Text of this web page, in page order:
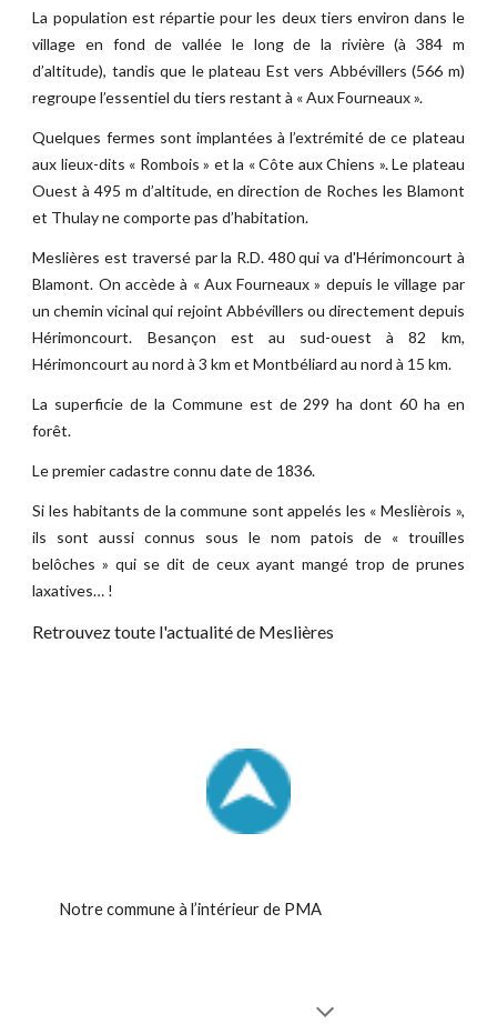
La population est répartie pour les deux tiers environ dans le
village en fond de vallée le long de la rivière (à 384 m
d’altitude), tandis que le plateau Est vers Abbévillers (566 m)
regroupe l’essentiel du tiers restant à « Aux Fourneaux ».
Quelques fermes sont implantées à l’extrémité de ce plateau
aux lieux-dits « Rombois » et la « Côte aux Chiens ». Le plateau
Ouest à 495 m d’altitude, en direction de Roches les Blamont
et Thulay ne comporte pas d’habitation.
Meslières est traversé par la R.D. 480 qui va d'Hérimoncourt à
Blamont. On accède à « Aux Fourneaux » depuis le village par
un chemin vicinal qui rejoint Abbévillers ou directement depuis
Hérimoncourt. Besançon est au sud-ouest à 82 km,
Hérimoncourt au nord à 3 km et Montbéliard au nord à 15 km.
La superficie de la Commune est de 299 ha dont 60 ha en
forêt.
Le premier cadastre connu date de 1836.
Si les habitants de la commune sont appelés les « Meslièrois »,
ils sont aussi connus sous le nom patois de « trouilles
belôches » qui se dit de ceux ayant mangé trop de prunes
laxatives… !
Retrouvez toute l'actualité de Meslières
        Notre commune à l’intérieur de PMA